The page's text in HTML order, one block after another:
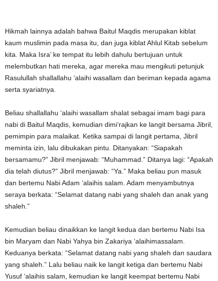
Hikmah lainnya adalah bahwa Baitul Maqdis merupakan kiblat
kaum muslimin pada masa itu, dan juga kiblat Ahlul Kitab sebelum
kita. Maka Isra’ ke tempat itu lebih dahulu bertujuan untuk
melembutkan hati mereka, agar mereka mau mengikuti petunjuk
Rasulullah shallallahu ‘alaihi wasallam dan beriman kepada agama
serta syariatnya.
Beliau shallallahu ‘alaihi wasallam shalat sebagai imam bagi para
nabi di Baitul Maqdis, kemudian dimi‘rajkan ke langit bersama Jibril,
pemimpin para malaikat. Ketika sampai di langit pertama, Jibril
meminta izin, lalu dibukakan pintu. Ditanyakan: “Siapakah
bersamamu?” Jibril menjawab: “Muhammad.” Ditanya lagi: “Apakah
dia telah diutus?” Jibril menjawab: “Ya.” Maka beliau pun masuk
dan bertemu Nabi Adam ‘alaihis salam. Adam menyambutnya
seraya berkata: “Selamat datang nabi yang shaleh dan anak yang
shaleh.”
Kemudian beliau dinaikkan ke langit kedua dan bertemu Nabi Isa
bin Maryam dan Nabi Yahya bin Zakariya ‘alaihimassalam.
Keduanya berkata: “Selamat datang nabi yang shaleh dan saudara
yang shaleh.” Lalu beliau naik ke langit ketiga dan bertemu Nabi
Yusuf ‘alaihis salam, kemudian ke langit keempat bertemu Nabi